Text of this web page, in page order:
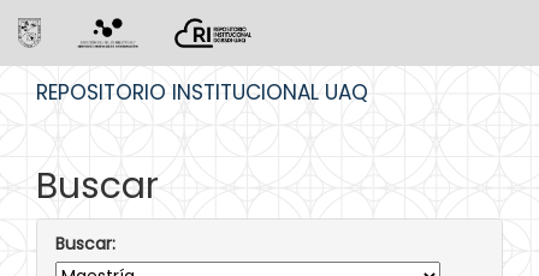
REPOSITORIO INSTITUCIONAL UAQ
Buscar
Buscar: